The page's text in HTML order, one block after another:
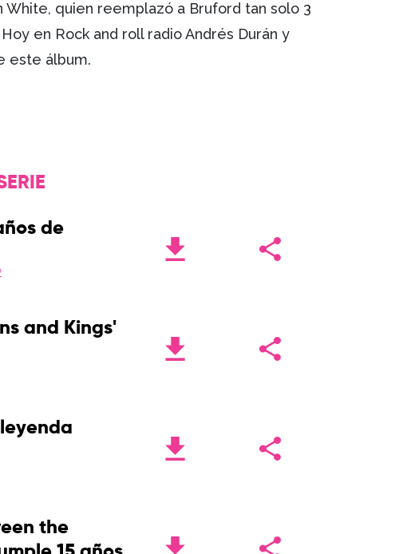
quien reemplazó a Bruford tan solo 3
en Rock and roll radio Andrés Durán y
este álbum.
de
and Kings'
the